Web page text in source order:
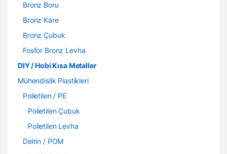
Bronz Boru
Bronz Kare
Bronz Çubuk
Fosfor Bronz Levha
DIY / Hobi Kısa Metaller
Mühendislik Plastikleri
Polietilen / PE
Polietilen Çubuk
Polietilen Levha
Delrin / POM